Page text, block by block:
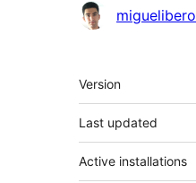
miguelibero
Metatiedot
Version
Last updated
Active installations